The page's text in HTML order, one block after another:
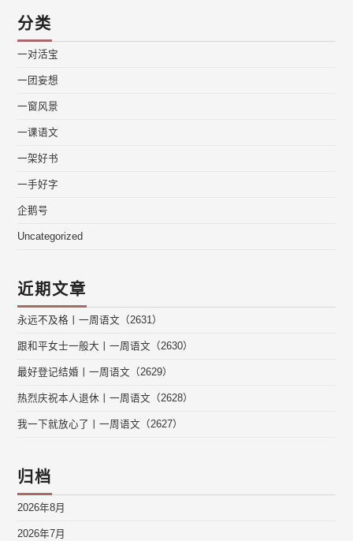
分类
一对活宝
一团妄想
一窗风景
一课语文
一架好书
一手好字
企鹅号
Uncategorized
近期文章
永远不及格丨一周语文（2631）
跟和平女士一般大丨一周语文（2630）
最好登记结婚丨一周语文（2629）
热烈庆祝本人退休丨一周语文（2628）
我一下就放心了丨一周语文（2627）
归档
2026年8月
2026年7月